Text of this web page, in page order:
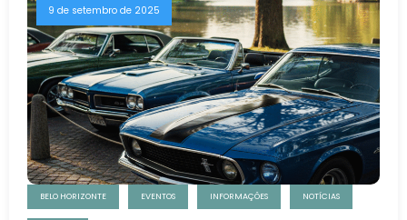
9 de setembro de 2025
BELO HORIZONTE EVENTOS INFORMAÇÕES NOTÍCIAS